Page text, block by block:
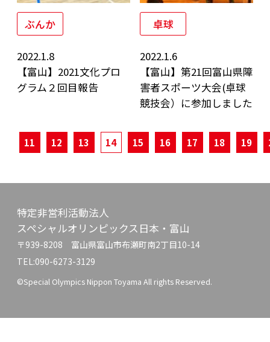
ぶんか
2022.1.8
【富山】2021文化プロ
グラム２回目報告
卓球
2022.1.6
【富山】第21回富山県障
害者スポーツ大会(卓球
競技会）に参加しました
11 12 13 14 15 16 17 18 19
特定非営利活動法人
スペシャルオリンピックス日本・富山
〒939-8208 富山県富山市布瀬町南2丁目10-14
TEL:090-6273-3129
©Special Olympics Nippon Toyama All rights Reserved.